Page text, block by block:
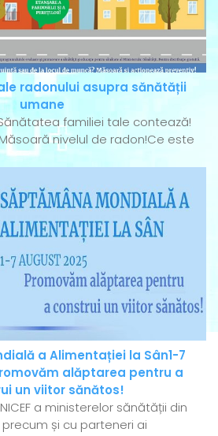
radonului asupra sănătății
umane
familiei tale contează!
nivelul de radon!Ce este
a Alimentației la Sân1-7
alăptarea pentru a
un viitor sănătos!
a ministerelor sănătății din
și cu parteneri ai